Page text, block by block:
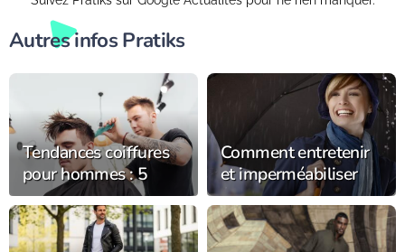
Autres infos Pratiks
Tendances coiffures
pour hommes : 5
coupes et styles en
vogue cette année
Comment entretenir
et imperméabiliser
son chapeau de pluie
pour le garder plus
longtemps ?